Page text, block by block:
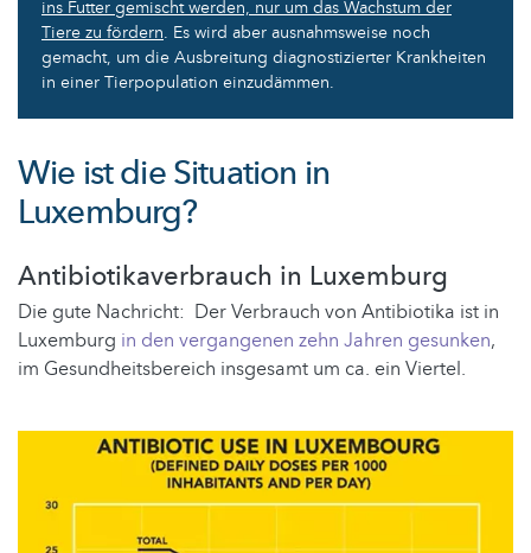
ins Futter gemischt werden, nur um das Wachstum der
Tiere zu fördern. Es wird aber ausnahmsweise noch
gemacht, um die Ausbreitung diagnostizierter Krankheiten
in einer Tierpopulation einzudämmen.
Wie ist die Situation in
Luxemburg?
Antibiotikaverbrauch in Luxemburg
Die gute Nachricht: Der Verbrauch von Antibiotika ist in
Luxemburg in den vergangenen zehn Jahren gesunken,
im Gesundheitsbereich insgesamt um ca. ein Viertel.